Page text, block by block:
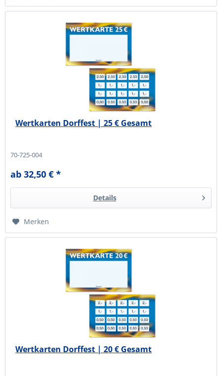
Wertkarten Dorffest | 25 € Gesamt
70-725-004
ab 32,50 € *
Details
Merken
Wertkarten Dorffest | 20 € Gesamt